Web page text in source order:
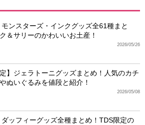
モンスターズ・インクグッズ全61種まと
＆サリーのかわいいお土産！
2026/05/26
定】ジェラトーニグッズまとめ！人気のカチ
ぬいぐるみを値段と紹介！
2026/05/08
ダッフィーグッズ全種まとめ！TDS限定の